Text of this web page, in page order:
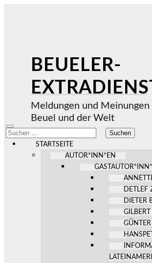
BEUELER-
Meldungen und Meinungen
Beuel und der Welt
Mobile-
Menü
ein-/ausblenden
Suchen
nach:
STARTSEITE
AUTOR*INN*EN
DIETER